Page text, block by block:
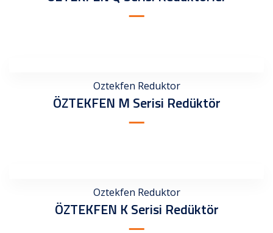
Oztekfen Reduktor
ÖZTEKFEN M Serisi Redüktör
Oztekfen Reduktor
ÖZTEKFEN K Serisi Redüktör